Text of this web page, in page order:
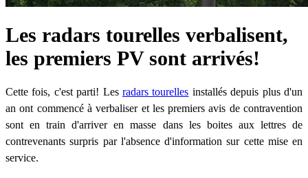
Les radars tourelles verbalisent,
les premiers PV sont arrivés!
Cette fois, c'est parti! Les radars tourelles installés depuis plus d'un
an ont commencé à verbaliser et les premiers avis de contravention
sont en train d'arriver en masse dans les boites aux lettres de
contrevenants surpris par l'absence d'information sur cette mise en
service.